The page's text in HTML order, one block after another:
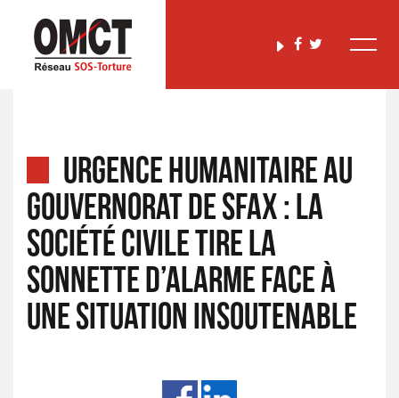
URGENCE HUMANITAIRE AU
GOUVERNORAT DE SFAX : LA
SOCIÉTÉ CIVILE TIRE LA
SONNETTE D’ALARME FACE À
UNE SITUATION INSOUTENABLE